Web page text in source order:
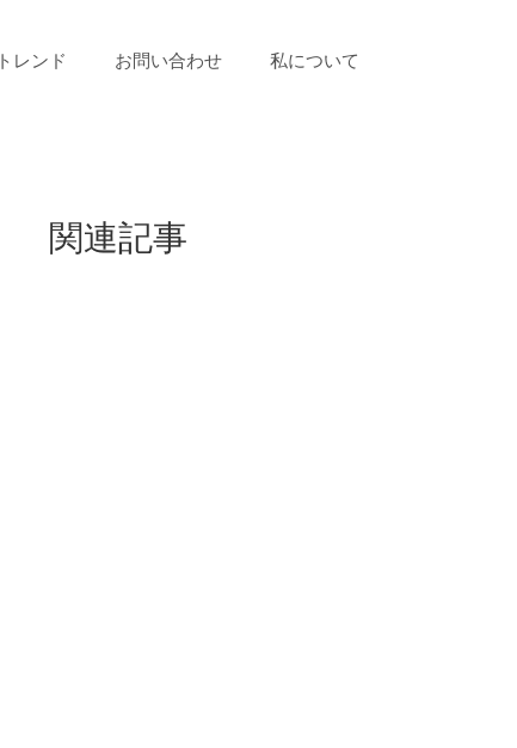
トレンド お問い合わせ 私について
関連記事